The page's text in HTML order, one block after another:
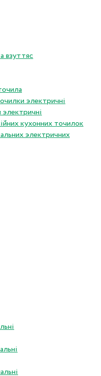
взуттяс
электричнi
электричнi
кухонних точилок
электричних